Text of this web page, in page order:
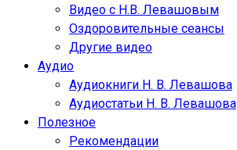
Видео с Н.В. Левашовым
Оздоровительные сеансы
Другие видео
Аудио
Аудиокниги Н. В. Левашова
Аудиостатьи Н. В. Левашова
Полезное
Рекомендации